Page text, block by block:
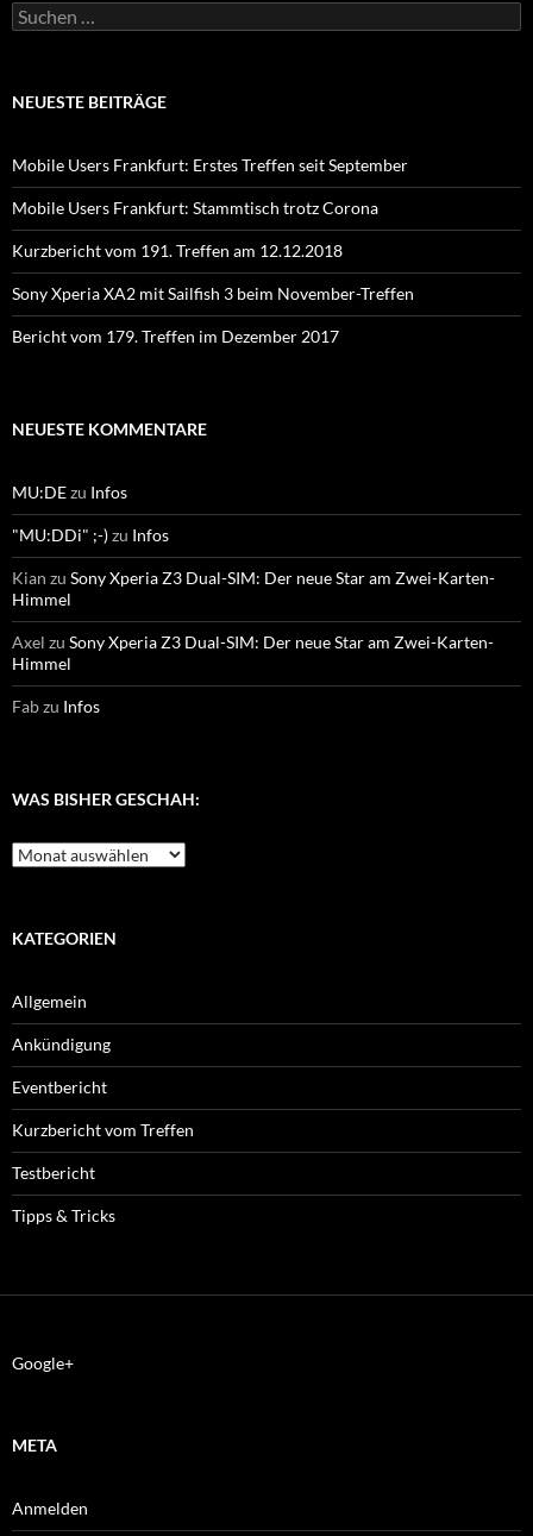
Suchen
nach:
NEUESTE BEITRÄGE
Mobile Users Frankfurt: Erstes Treffen seit September
Mobile Users Frankfurt: Stammtisch trotz Corona
Kurzbericht vom 191. Treffen am 12.12.2018
Sony Xperia XA2 mit Sailfish 3 beim November-Treffen
Bericht vom 179. Treffen im Dezember 2017
NEUESTE KOMMENTARE
MU:DEzu Infos
"MU:DDi" ;-)zu Infos
Kian zu Sony Xperia Z3 Dual-SIM: Der neue Star am Zwei-Karten-
Himmel
Axel zu Sony Xperia Z3 Dual-SIM: Der neue Star am Zwei-Karten-
Himmel
Fabzu Infos
WAS BISHER GESCHAH:
Was
bisher
KATEGORIEN
Allgemein
Ankündigung
Eventbericht
Kurzbericht vom Treffen
Testbericht
Tipps & Tricks
Google+
META
Anmelden